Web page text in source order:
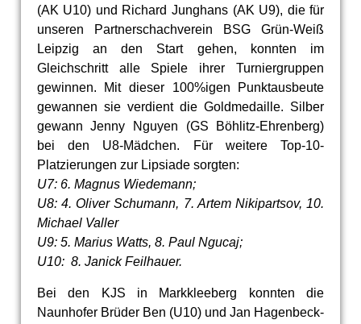
(AK U10) und Richard Junghans (AK U9), die für
unseren Partnerschachverein BSG Grün-Weiß
Leipzig an den Start gehen, konnten im
Gleichschritt alle Spiele ihrer Turniergruppen
gewinnen. Mit dieser 100%igen Punktausbeute
gewannen sie verdient die Goldmedaille. Silber
gewann Jenny Nguyen (GS Böhlitz-Ehrenberg)
bei den U8-Mädchen. Für weitere Top-10-
Platzierungen zur Lipsiade sorgten:
U7: 6. Magnus Wiedemann;
U8: 4. Oliver Schumann, 7. Artem Nikipartsov, 10.
Michael Valler
U9: 5. Marius Watts, 8. Paul Ngucaj;
U10: 8. Janick Feilhauer.
Bei den KJS in Markkleeberg konnten die
Naunhofer Brüder Ben (U10) und Jan Hagenbeck-